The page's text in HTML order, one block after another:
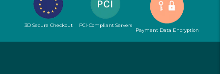
3D Secure Checkout
PCI-Compliant Servers
Payment Data Encryption